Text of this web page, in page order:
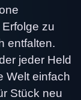
zu
entfalten.
jeder Held
Welt einfach
Stück neu